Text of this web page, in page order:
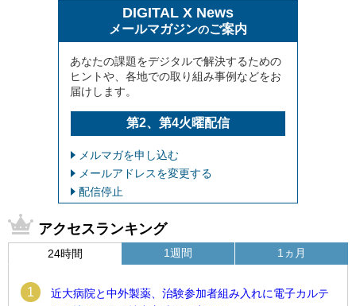
DIGITAL X News
メールマガジンのご案内
あなたの課題をデジタルで解決するための
ヒントや、各地での取り組み事例などをお
届けします。
第2、第4火曜配信
メルマガを申し込む
メールアドレスを変更する
配信停止
アクセスランキング
24時間
1
近大病院と中外製薬、治験参加者組み入れに電子カルテ
1週間 1ヵ月